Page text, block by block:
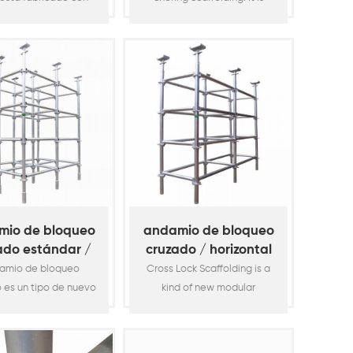
(1.90 "od x 10
Es un sistema de
de acero
galvanizado
y soportar cargas
La característica
su tazón punto de
que permite
conectar has7
Support, Including
Infrastructure Scaffolding
Like Bridge, High Speedway
Construction, Industrial
Scaffolding like Offshore
Construction and High Load
Concrete Formwork
Temporary Scaffolding. The
Vertical is made by
O.D60x3.5mm high grade
steel tube 7
de bloqueo
estándar /
vertical
de bloqueo
es un tipo de nuevo
y fabricado con
andamio de bloqueo
cruzado / horizontal
Cross Lock Scaffolding is a
kind of new modular